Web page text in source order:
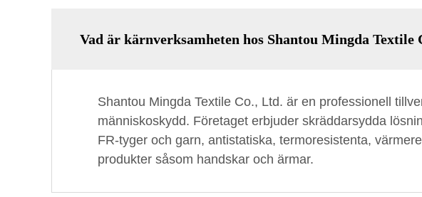
Vad är kärnverksamheten hos Shantou Mingda Textile
Shantou Mingda Textile Co., Ltd. är en professionell
människoskydd. Företaget erbjuder skräddarsydda
FR-tyger och garn, antistatiska, termoresistenta,
produkter såsom handskar och ärmar.